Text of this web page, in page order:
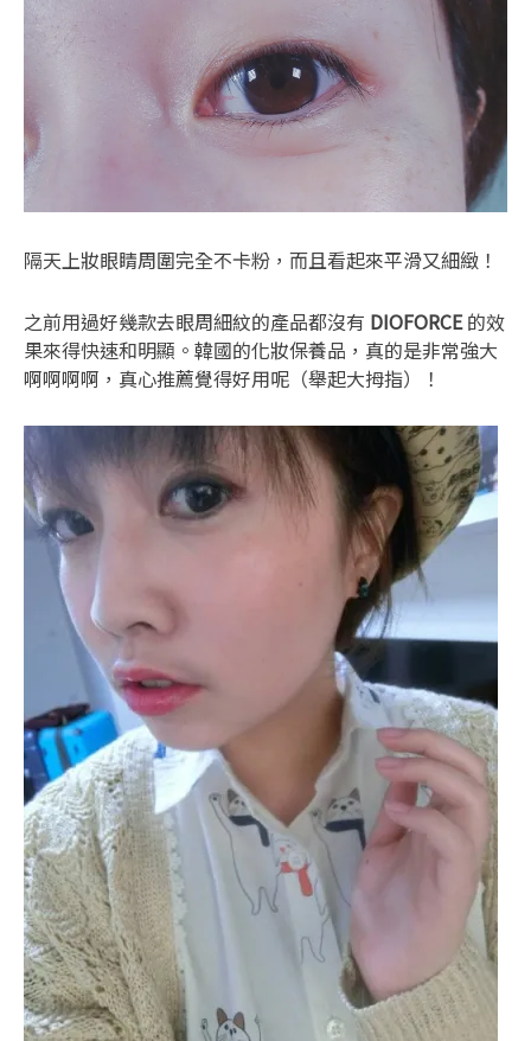
隔天上妝眼睛周圍完全不卡粉，而且看起來平滑又細緻！
之前用過好幾款去眼周細紋的產品都沒有 DIOFORCE的效
果來得快速和明顯。韓國的化妝保養品，真的是非常強大
啊啊啊啊，真心推薦覺得好用呢（舉起大拇指）！